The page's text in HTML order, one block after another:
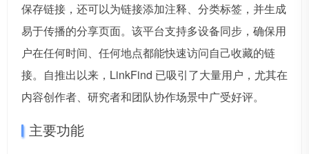
保存链接，还可以为链接添加注释、分类标签，并生成
易于传播的分享页面。该平台支持多设备同步，确保用
户在任何时间、任何地点都能快速访问自己收藏的链
接。自推出以来，LinkFind 已吸引了大量用户，尤其在
内容创作者、研究者和团队协作场景中广受好评。
主要功能